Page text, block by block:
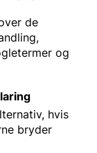
de
og
hvis
bryder